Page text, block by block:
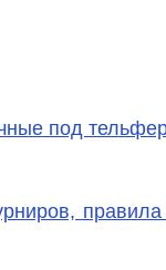
под